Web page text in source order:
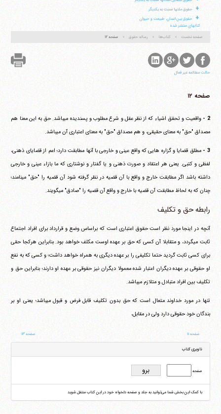
+ حقوق ملتها نسبت به یکدیگر
+
حقوق بین انسان، طبیعت و حیوان
کتابهای منتشر شده
صفحه نخست
کتاب‌ها رساله حقوق صفحه ۱۲
حالت مطالعه غیر فعال
صفحه ۱۲
2 -
واقعیت و تحقق اشیاء که از نظر عقل و شرع مطلوب و پسندیده می‎باشد. حق به این معنا هم
مصداق "حق" به معنای حقیقی، و هم مصداق "حق" به معنای اعتباری آن می‎باشد.
3 -
مطلق قضایا و گزاره هایی که واقع عینی و خارجی با آنها مطابقت دارد؛ اعم از قضایای ذهنی،
لفظی و کتبی. یعنی هر اعتقاد و صورت ذهنی و یا گفتار و نوشتاری که ما بازاء عینی و خارجی
داشته باشد اگر مطابقت خارج و واقع با آن قضیه در نظر گرفته شود آن قضیه را "حق" می‎نامند؛
چنان که به لحاظ مطابقت آن قضیه با خارج و واقع آن قضیه را "صادق" می‎گویند.
رابطه حق و تکلیف
آنچه در اینجا مورد نظر است حقوق اعتباری است که براساس وضع و قرارداد برای افراد اجتماع
ثابت می‎گردد، و متقابلا آن کسی که حق بر عهده اوست مکلف خواهد بود. بنابراین هرکجا حقی
برای کسی ثابت گردید حتما تکلیفی را بر عهده دیگری به همراه خواهد داشت؛ و کسی که به نفع
او حقوقی بر عهده دیگران اعتبار شده معمولا دیگران نیز حقوقی بر عهده او دارند؛ بنابراین حق و
تکلیف بین افراد متبادل و متلازم می‎باشد.
تنها در مورد خداوند متعال است که حق بدون تکلیف قابل فرض و قبول می‎باشد؛ یعنی او بر
بندگان خود حقوقی دارد ولی در مقابل،
صفحه ۱۱ صفحه ۱۳
ناوبری کتاب
صفحه
با کمک این بخش شما می‌توانید به جلد و صفحه دلخواه خود در این کتاب منتقل شوید
شماره ٨